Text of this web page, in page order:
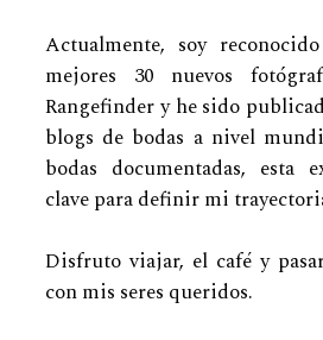
Actualmente, soy
mejores 30 nuevos
Rangefinder y he sido
blogs de bodas a nivel
bodas documentadas, esta
clave para definir mi
Disfruto viajar, el café y
con mis seres queridos.